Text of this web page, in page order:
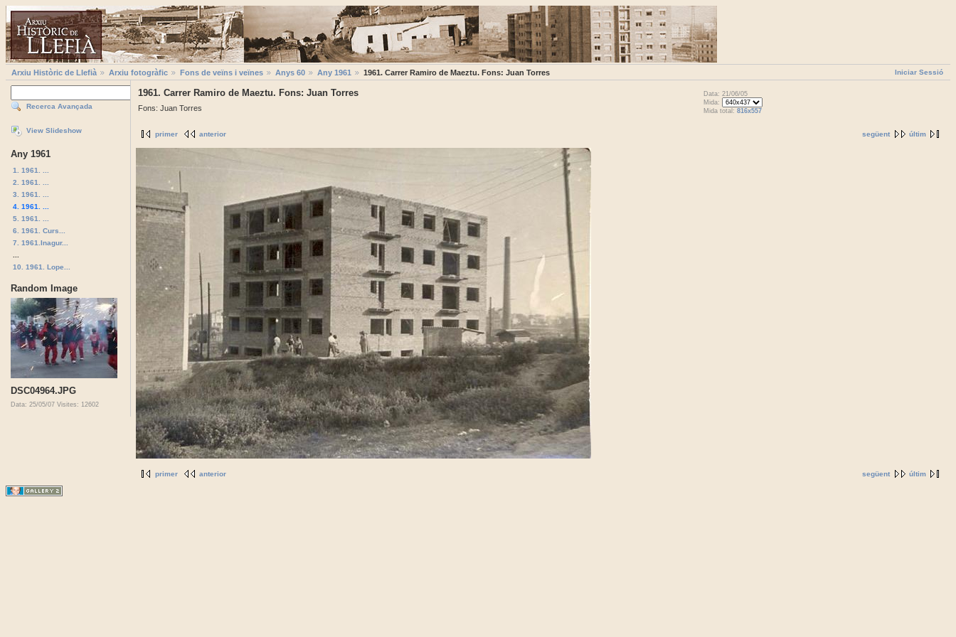
Iniciar Sessió
Arxiu Històric de Llefià Arxiu fotogràfic Fons de veïns i veïnes Anys 60 Any 1961 1961. Carrer Ramiro de Maeztu. Fons: Juan Torres
Recerca Avançada
View Slideshow
Any 1961
1. 1961. ...
2. 1961. ...
3. 1961. ...
4. 1961. ...
5. 1961. ...
6. 1961. Curs...
7. 1961.Inagur...
10. 1961. Lope...
Random Image
DSC04964.JPG
Data: 25/05/07 Visites: 12602
1961. Carrer Ramiro de Maeztu. Fons: Juan Torres
Fons: Juan Torres
Data: 21/06/05
Mida:
Mida total: 816x557
següent últim
primer anterior
següent últim
primer anterior